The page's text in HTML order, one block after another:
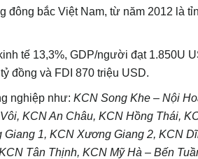
đông bắc Việt Nam, từ năm 2012 là
tế 13,3%, GDP/người đạt 1.850U
đồng và FDI 870 triệu USD.
nghiệp như:KCN Song Khe – Nội
KCN An Châu, KCN Hồng Thái,
Giang 1, KCN Xương Giang 2, KCN
Tân Thịnh, KCN Mỹ Hà – Bến